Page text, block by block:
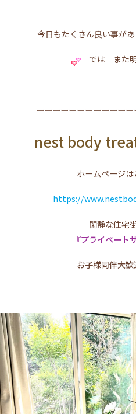
今日もたくさん良い事が
では また
ーーーーーーーーーーー
nest body
ホームページは
https://
閑静な住宅
『プライベート
お子様同伴大